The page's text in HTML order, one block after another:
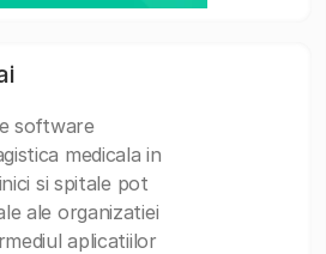
software
medicala in
si spitale pot
ale organizatiei
aplicatiilor